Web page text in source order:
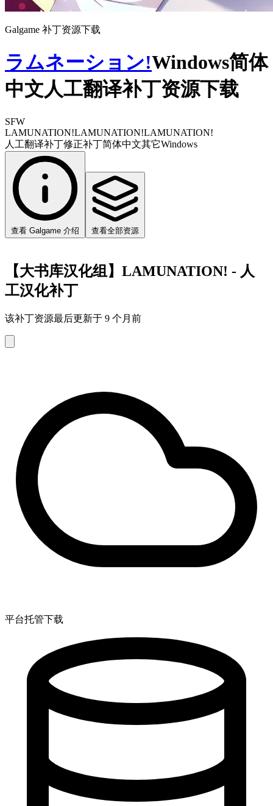
Galgame 补丁资源下载
ラムネーション!Windows简体
中文人工翻译补丁资源下载
SFW
LAMUNATION!LAMUNATION!LAMUNATION!
人工翻译补丁修正补丁简体中文其它Windows
查看 Galgame 介绍 查看全部资源
【大书库汉化组】LAMUNATION! - 人
工汉化补丁
该补丁资源最后更新于 9 个月前
平台托管下载